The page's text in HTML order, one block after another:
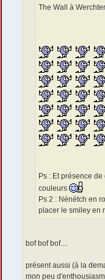
The Wall à
Ps : Et présence
couleurs
Ps 2 : Nénétch en
placer le smiley en
bof bof bof....
présent aussi (à la
mon peu